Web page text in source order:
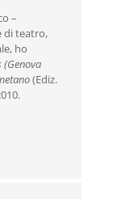
–
di teatro,
ho
(Genova
(Ediz.